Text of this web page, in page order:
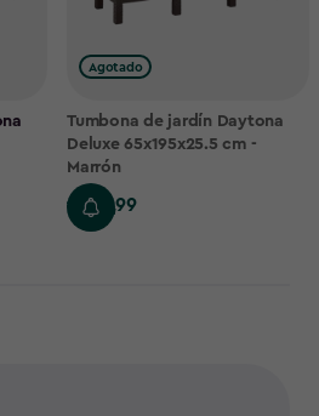
Agotado
Tumbona de jardín Daytona
Deluxe 65x195x25.5 cm -
Marrón
€€ 166,99